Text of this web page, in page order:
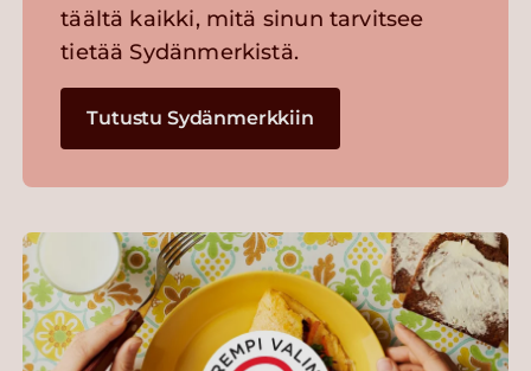
täältä kaikki, mitä sinun tarvitsee
tietää Sydänmerkistä.
Tutustu Sydänmerkkiin